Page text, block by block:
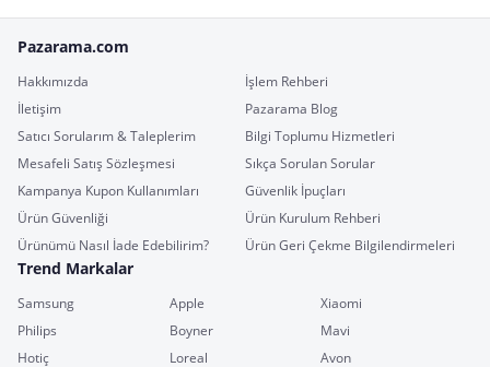
Pazarama.com
Hakkımızda
İşlem Rehberi
İletişim
Pazarama Blog
Satıcı Sorularım & Taleplerim
Bilgi Toplumu Hizmetleri
Mesafeli Satış Sözleşmesi
Sıkça Sorulan Sorular
Kampanya Kupon Kullanımları
Güvenlik İpuçları
Ürün Güvenliği
Ürün Kurulum Rehberi
Ürünümü Nasıl İade Edebilirim?
Ürün Geri Çekme Bilgilendirmeleri
Trend Markalar
Samsung Apple
Xiaomi
Philips
Boyner
Mavi
Hotiç
Loreal
Avon